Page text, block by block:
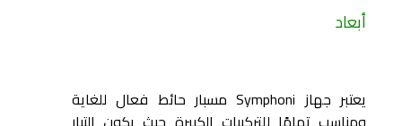
أبعاد
يعتبر جهاز Symphoni مسبار حائط فعال للغاية